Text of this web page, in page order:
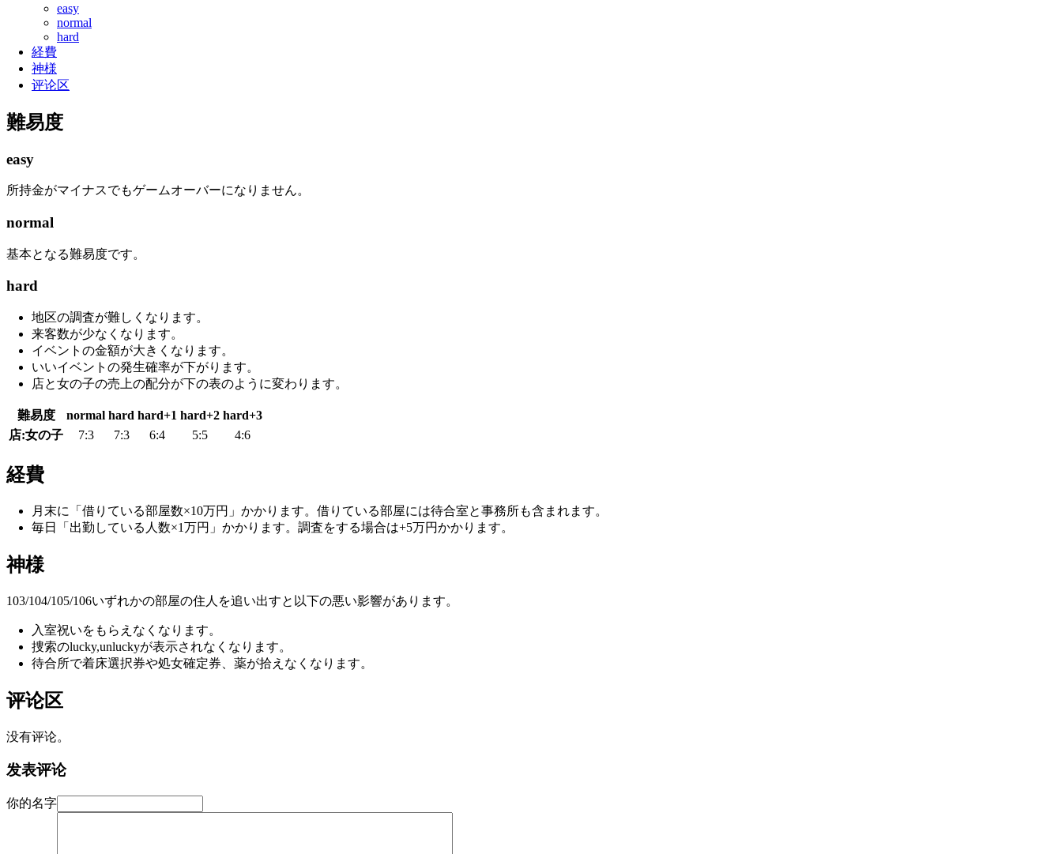
easy
normal
hard
経費
神様
评论区
難易度
easy
所持金がマイナスでもゲームオーバーになりません。
normal
基本となる難易度です。
hard
地区の調査が難しくなります。
来客数が少なくなります。
イベントの金額が大きくなります。
いいイベントの発生確率が下がります。
店と女の子の売上の配分が下の表のように変わります。
難易度 normal hard hard+1 hard+2 hard+3
店:女の子
7:3 7:3 6:4 5:5 4:6
経費
月末に「借りている部屋数×10万円」かかります。借りている部屋には待合室と事務所も含まれます。
毎日「出勤している人数×1万円」かかります。調査をする場合は+5万円かかります。
神様
103/104/105/106いずれかの部屋の住人を追い出すと以下の悪い影響があります。
入室祝いをもらえなくなります。
捜索のlucky,unluckyが表示されなくなります。
待合所で着床選択券や処女確定券、薬が拾えなくなります。
评论区
没有评论。
发表评论
你的名字